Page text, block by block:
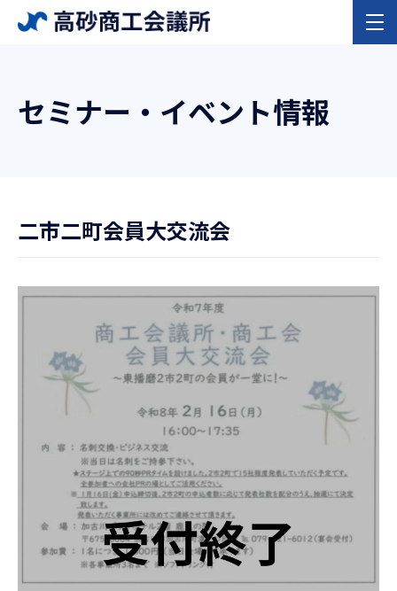
セミナー・イベント情報
二市二町会員大交流会